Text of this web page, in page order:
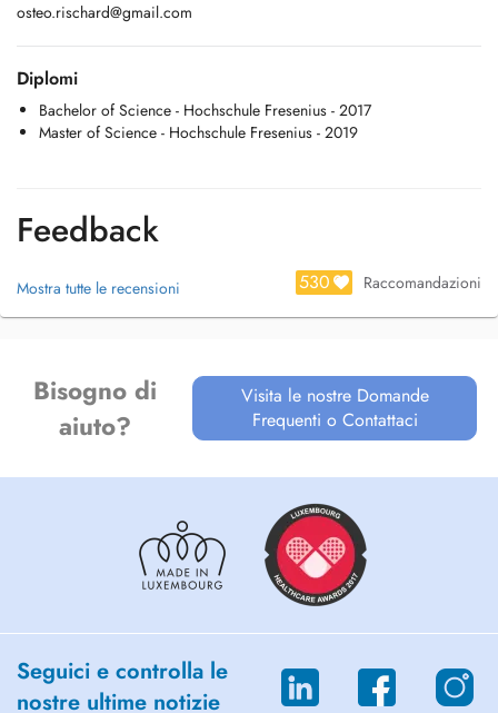
osteo.rischard@gmail.com
Diplomi
Bachelor of Science - Hochschule Fresenius - 2017
Master of Science - Hochschule Fresenius - 2019
Feedback
Mostra tutte le recensioni 530 Raccomandazioni
Bisogno di
aiuto?
Visita le nostre Domande
Frequenti o Contattaci
Seguici e controlla le
nostre ultime notizie